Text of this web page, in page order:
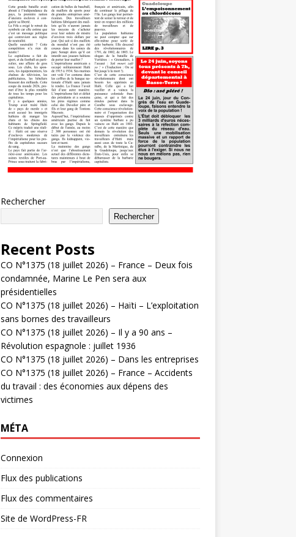
Rechercher
Rechercher
Recent Posts
CO N°1375 (18 juillet 2026) – France – Deux fois
condamnée, Marine Le Pen sera aux
présidentielles
CO N°1375 (18 juillet 2026) – Haïti – L’exploitation
sans bornes des travailleurs
CO N°1375 (18 juillet 2026) – Il y a 90 ans –
Révolution espagnole : juillet 1936
CO N°1375 (18 juillet 2026) – Dans les entreprises
CO N°1375 (18 juillet 2026) – France – Accidents
du travail : des économies aux dépens des
victimes
MÉTA
Connexion
Flux des publications
Flux des commentaires
Site de WordPress-FR